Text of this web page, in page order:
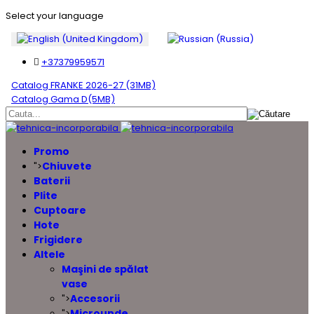
Select your language
+37379959571
Catalog FRANKE 2026-27 (31MB)
Catalog Gama D(5MB)
Promo
">Chiuvete
Baterii
Plite
Cuptoare
Hote
Frigidere
Altele
Maşini de spălat
vase
">Accesorii